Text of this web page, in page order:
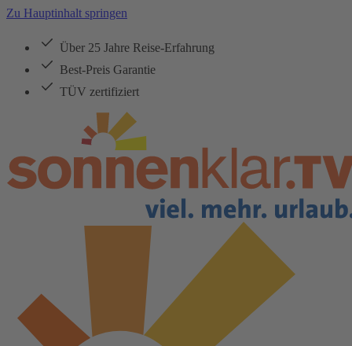
Zu Hauptinhalt springen
Über 25 Jahre Reise-Erfahrung
Best-Preis Garantie
TÜV zertifiziert